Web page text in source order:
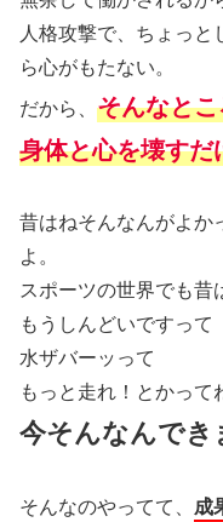
人格攻撃で、ちょっ
ら心がもたない。
だから、 そんなと
身体と心を壊すだ
昔はねそんなんがよか
よ。
スポーツの世界でも昔
もうしんどいですって
水ザバーッって
もっと走れ！とかって
今そんなんでき
そんなのやってて、 成